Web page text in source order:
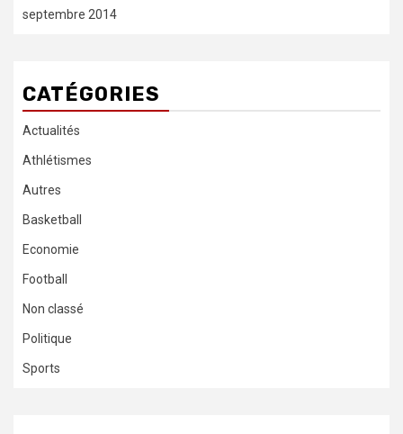
septembre 2014
CATÉGORIES
Actualités
Athlétismes
Autres
Basketball
Economie
Football
Non classé
Politique
Sports